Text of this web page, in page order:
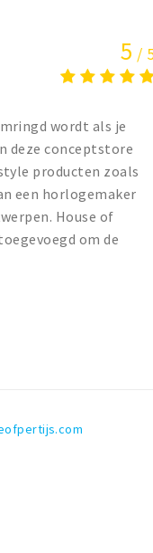
5 /
wordt als je
deze conceptstore
producten zoals
een horlogemaker
House of
om de